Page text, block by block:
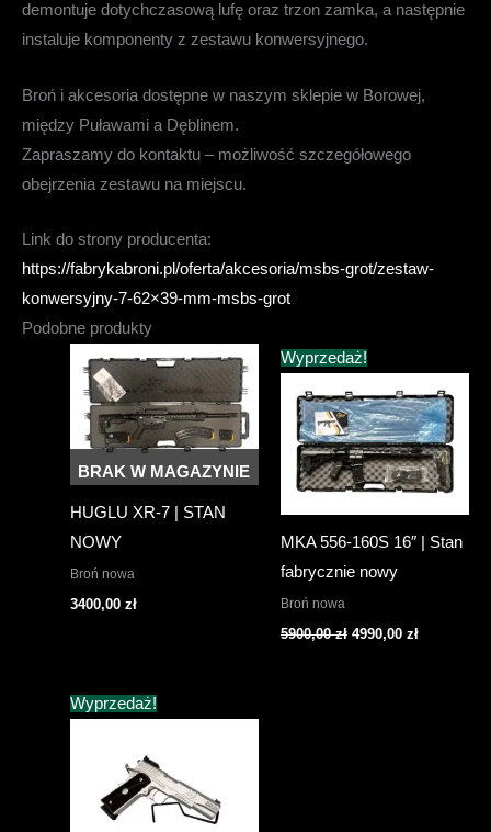
demontuje dotychczasową lufę oraz trzon zamka, a następnie
instaluje komponenty z zestawu konwersyjnego.
Broń i akcesoria dostępne w naszym sklepie w Borowej,
między Puławami a Dęblinem.
Zapraszamy do kontaktu – możliwość szczegółowego
obejrzenia zestawu na miejscu.
Link do strony producenta:
https://fabrykabroni.pl/oferta/akcesoria/msbs-grot/zestaw-
konwersyjny-7-62×39-mm-msbs-grot
Podobne produkty
BRAK W MAGAZYNIE
HUGLU XR-7 | STAN
NOWY
Broń nowa
3400,00 zł
Wyprzedaż!
MKA 556-160S 16″ | Stan
fabrycznie nowy
Broń nowa
5900,00zł Pierwotna
4990,00 złAktualna
Wyprzedaż!